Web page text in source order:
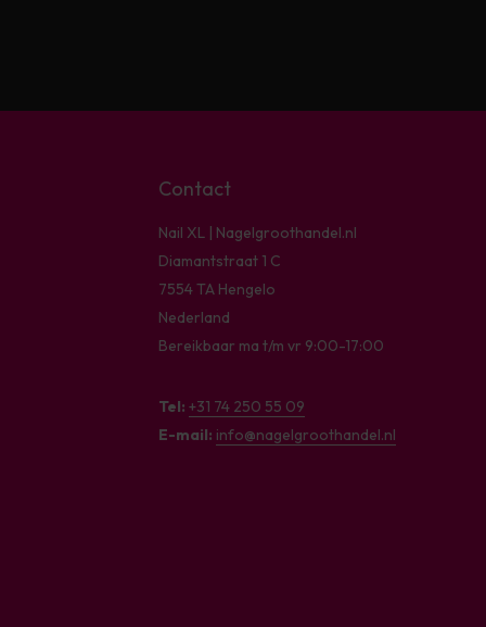
Contact
Nail XL | Nagelgroothandel.nl
Diamantstraat 1 C
7554 TA Hengelo
Nederland
Bereikbaar ma t/m vr 9:00-17:00
Tel: +31 74 250 55 09
E-mail: info@nagelgroothandel.nl